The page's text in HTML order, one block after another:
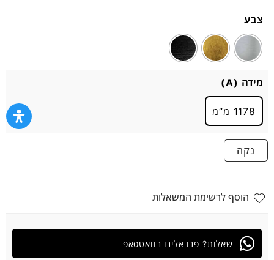
צבע
מידה (A)
1178 מ”מ
נקה
הוסף לרשימת המשאלות
שאלות? פנו אלינו בוואטסאפ